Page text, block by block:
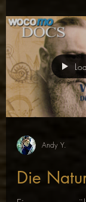
Andy Y.
Die